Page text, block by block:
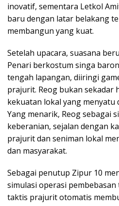
inovatif, sementara Letkol
baru dengan latar belakang
membangun yang kuat.
Setelah upacara, suasana
Penari berkostum singa
tengah lapangan, diiringi
prajurit. Reog bukan sekadar
kekuatan lokal yang menyatu
Yang menarik, Reog sebagai
keberanian, sejalan dengan
prajurit dan seniman lokal
dan masyarakat.
Sebagai penutup Zipur 10
simulasi operasi
taktis prajurit otomatis